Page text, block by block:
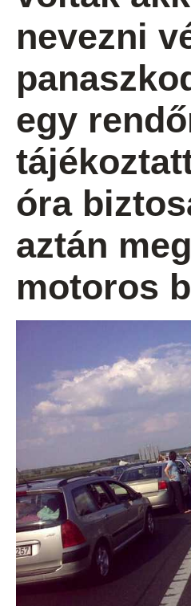
nevezni
egy
óra
aztán
motoros